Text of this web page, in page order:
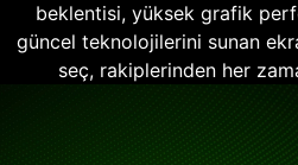
beklentisi, yüksek grafik
güncel teknolojilerini sunan
seç, rakiplerinden her